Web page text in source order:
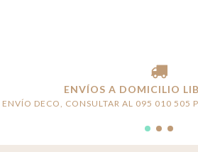
ENVÍOS A DOMICILIO
ENVÍO DECO, CONSULTAR AL 095 010 505